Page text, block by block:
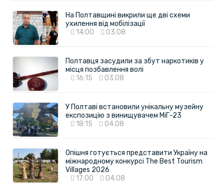
На Полтавщині викрили ще дві схеми
ухилення від мобілізації
14:00
03.08
Полтавця засудили за збут наркотиків у
місця позбавлення волі
16:15
03.08
У Полтаві встановили унікальну музейну
експозицію з винищувачем МіГ-23
18:15
04.08
Опішня готується представити Україну на
міжнародному конкурсі The Best Tourism
Villages 2026
17:00
04.08